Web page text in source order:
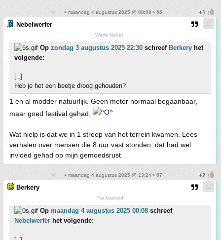
• maandag 4 augustus 2025 @ 00:08 • 66
Nebelwerfer
Werfs Nebel !
Op zondag 3 augustus 2025 22:30 schreef Berkery het
volgende:
[..]
Heb je het een beetje droog gehouden?
1 en al modder natuurlijk. Geen meter normaal begaanbaar,
maar goed festival gehad.
Wat hielp is dat we in 1 streep van het terrein kwamen. Lees
verhalen over mensen die 8 uur vast stonden, dat had wel
invloed gehad op mijn gemoedsrust.
• maandag 4 augustus 2025 @ 13:24 • 67
Berkery
Fat bastard
Op maandag 4 augustus 2025 00:08 schreef
Nebelwerfer het volgende: